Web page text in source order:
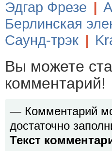
Эдгар Фрезе |
Берлинская
Саунд-трэк |
Вы можете
комментарий!
— Комментарий
достаточно
Текст